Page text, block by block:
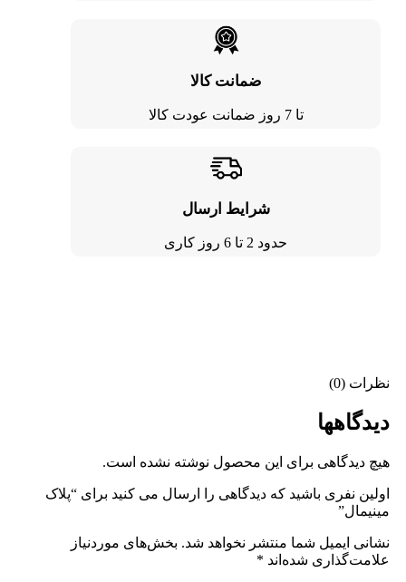
ضمانت کالا
تا 7 روز ضمانت عودت کالا
شرایط ارسال
حدود 2 تا 6 روز کاری
نظرات (0)
دیدگاهها
هیچ دیدگاهی برای این محصول نوشته نشده است.
اولین نفری باشید که دیدگاهی را ارسال می کنید برای “پلاک
مینیمال”
نشانی ایمیل شما منتشر نخواهد شد. بخش‌های موردنیاز
علامت‌گذاری شده‌اند *